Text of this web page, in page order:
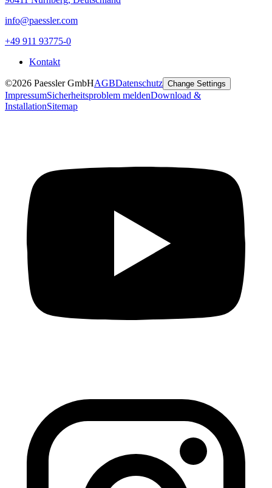
info@paessler.com
+49 911 93775-0
Kontakt
©2026 Paessler GmbHAGBDatenschutz Change Settings
ImpressumSicherheitsproblem meldenDownload &
InstallationSitemap